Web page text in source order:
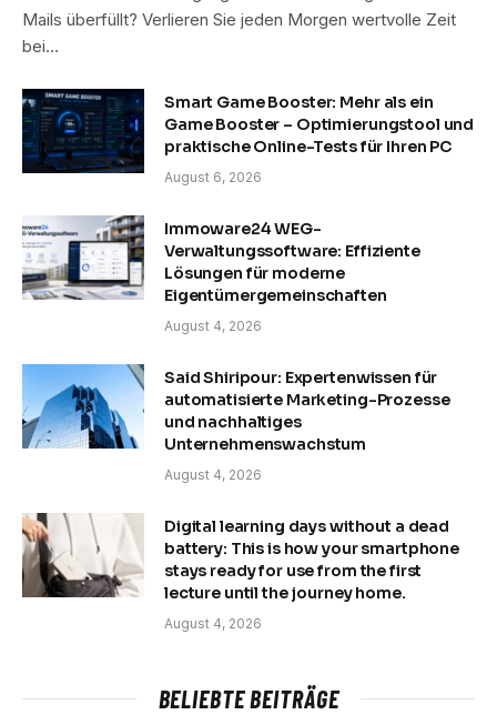
Mails überfüllt? Verlieren Sie jeden Morgen wertvolle Zeit
bei…
Smart Game Booster: Mehr als ein
Game Booster – Optimierungstool und
praktische Online-Tests für Ihren PC
August 6, 2026
Immoware24 WEG-
Verwaltungssoftware: Effiziente
Lösungen für moderne
Eigentümergemeinschaften
August 4, 2026
Said Shiripour: Expertenwissen für
automatisierte Marketing-Prozesse
und nachhaltiges
Unternehmenswachstum
August 4, 2026
Digital learning days without a dead
battery: This is how your smartphone
stays ready for use from the first
lecture until the journey home.
August 4, 2026
BELIEBTE BEITRÄGE